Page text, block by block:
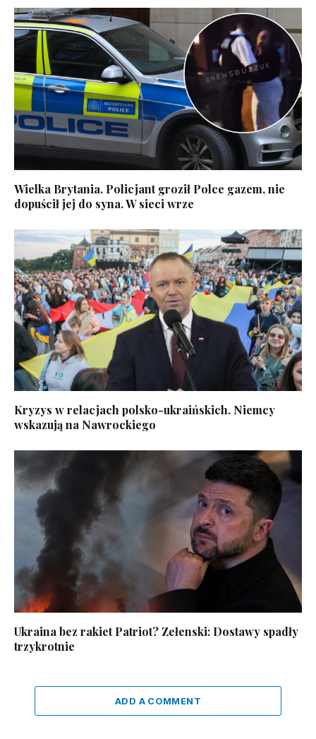
Wielka Brytania. Policjant groził Polce gazem, nie
dopuścił jej do syna. W sieci wrze
Kryzys w relacjach polsko-ukraińskich. Niemcy
wskazują na Nawrockiego
Ukraina bez rakiet Patriot? Zełenski: Dostawy spadły
trzykrotnie
ADD A COMMENT